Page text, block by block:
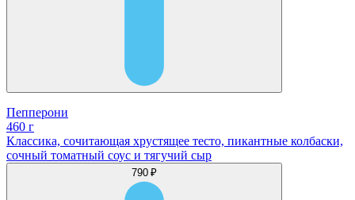
Пепперони
460 г
Классика, сочитающая хрустящее тесто, пикантные колбаски,
сочный томатный соус и тягучий сыр
790 ₽